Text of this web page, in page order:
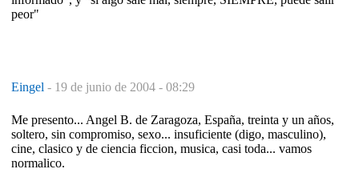
peor"
Eingel - 19 de junio de 2004 - 08:29
Me presento... Angel B. de Zaragoza, España, treinta y un años,
soltero, sin compromiso, sexo... insuficiente (digo, masculino),
cine, clasico y de ciencia ficcion, musica, casi toda... vamos
normalico.